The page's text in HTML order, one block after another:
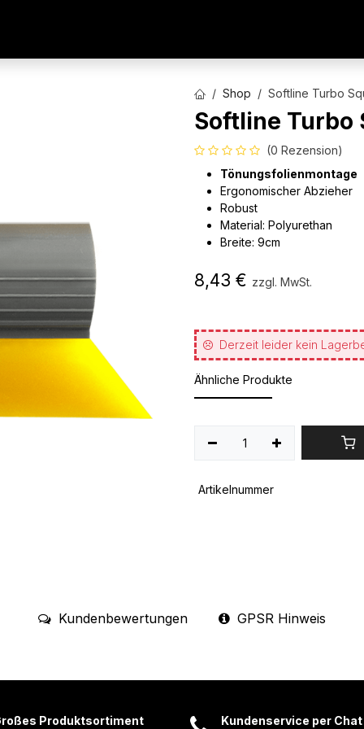
Shop Softline Turbo
Softline Turbo
(0 Rezension)
Tönungsfolienmontage
Ergonomischer Abzieher
Robust
Material: Polyurethan
Breite: 9cm
8,43 € zzgl. MwSt.
Derzeit leider kein
Ähnliche Produkte
Artikelnummer
Kundenbewertungen GPSR Hinweis
Produktsortiment Kundenservice per Chat